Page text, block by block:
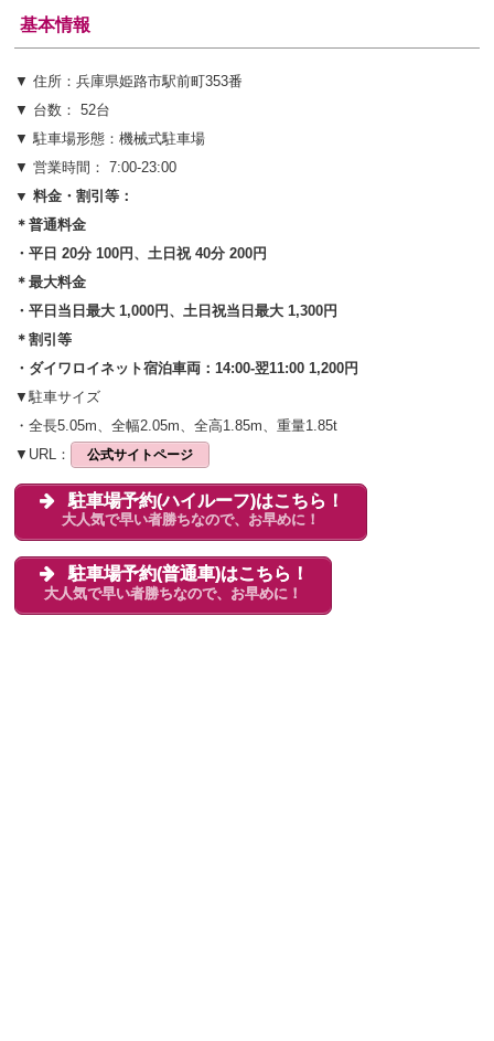
基本情報
▼ 住所：兵庫県姫路市駅前町353番
▼ 台数： 52台
▼ 駐車場形態：機械式駐車場
▼ 営業時間： 7:00-23:00
▼ 料金・割引等：
＊普通料金
・平日 20分 100円、土日祝 40分 200円
＊最大料金
・平日当日最大 1,000円、土日祝当日最大 1,300円
＊割引等
・ダイワロイネット宿泊車両：14:00-翌11:00 1,200円
▼駐車サイズ
・全長5.05m、全幅2.05m、全高1.85m、重量1.85t
▼URL：
公式サイトページ
駐車場予約(ハイルーフ)はこちら！
大人気で早い者勝ちなので、お早めに！
駐車場予約(普通車)はこちら！
大人気で早い者勝ちなので、お早めに！